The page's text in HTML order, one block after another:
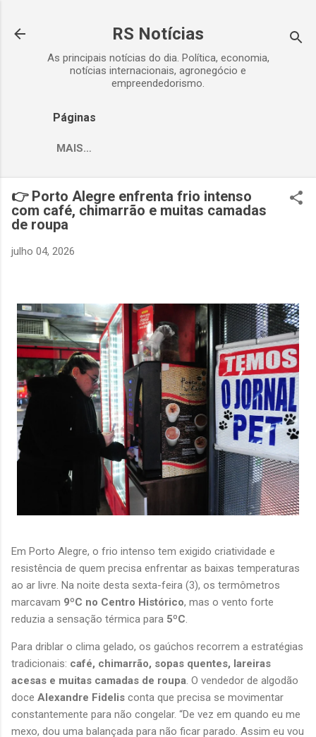
RS Notícias
As principais notícias do dia. Política, economia,
notícias internacionais, agronegócio e
empreendedorismo.
Páginas
MAIS…
👉 Porto Alegre enfrenta frio intenso
com café, chimarrão e muitas camadas
de roupa
julho 04, 2026
Em Porto Alegre, o frio intenso tem exigido criatividade e
resistência de quem precisa enfrentar as baixas temperaturas
ao ar livre. Na noite desta sexta-feira (3), os termômetros
marcavam 9ºC no Centro Histórico, mas o vento forte
reduzia a sensação térmica para 5ºC
Para driblar o clima gelado, os gaúchos recorrem a estratégias
tradicionais: café, chimarrão, sopas quentes, lareiras
acesas e muitas camadas de roupa . O vendedor de algodão
doce Alexandre Fidelis conta que precisa se movimentar
constantemente para não congelar. “De vez em quando eu me
mexo, dou uma balançada para não ficar parado. Assim eu vou